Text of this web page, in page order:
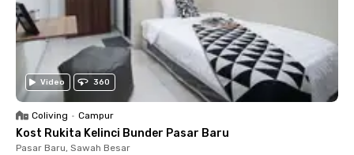
Video 360
Coliving • Campur
Kost Rukita Kelinci Bunder Pasar Baru
Pasar Baru, Sawah Besar